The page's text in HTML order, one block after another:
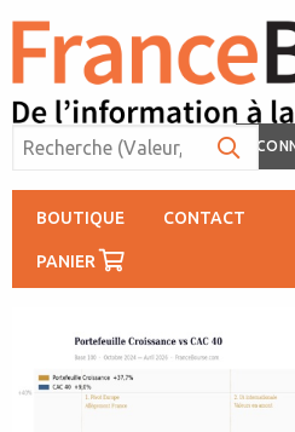
BOUTIQUE CONTACT
PANIER